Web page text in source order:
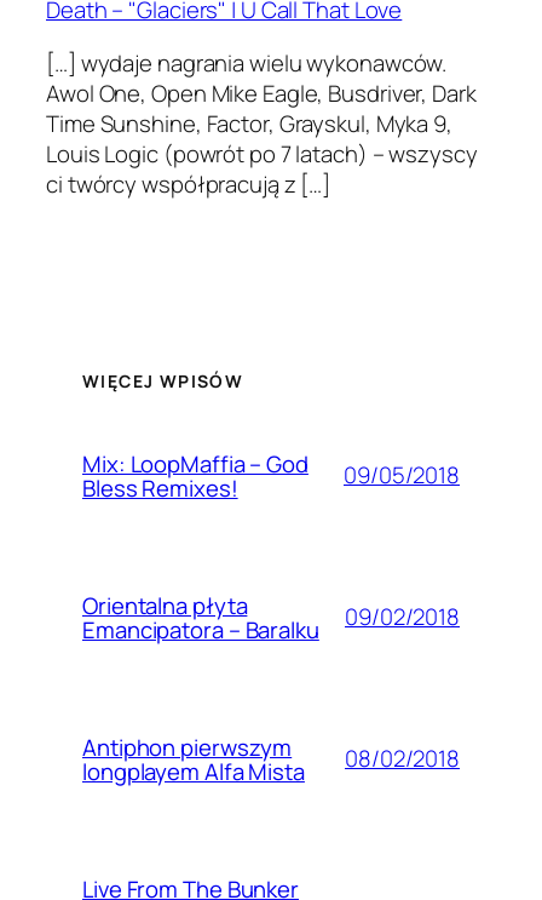
Death – "Glaciers" | U Call That Love
[…] wydaje nagrania wielu wykonawców.
Awol One, Open Mike Eagle, Busdriver, Dark
Time Sunshine, Factor, Grayskul, Myka 9,
Louis Logic (powrót po 7 latach) – wszyscy
ci twórcy współpracują z […]
WIĘCEJ WPISÓW
Mix: LoopMaffia – God
Bless Remixes! 09/05/2018
Orientalna płyta
Emancipatora – Baralku 09/02/2018
Antiphon pierwszym
longplayem Alfa Mista 08/02/2018
Live From The Bunker